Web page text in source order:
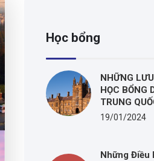
Học bổng
NHỮNG
HỌC BỔNG
TRUNG
19/01/2024
Những Điều